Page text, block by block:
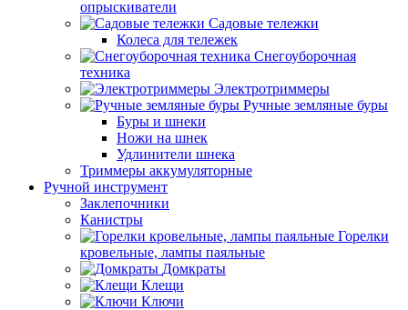
опрыскиватели
Садовые тележки
Колеса для тележек
Снегоуборочная
техника
Электротриммеры
Ручные земляные буры
Буры и шнеки
Ножи на шнек
Удлинители шнека
Триммеры аккумуляторные
Ручной инструмент
Заклепочники
Канистры
Горелки
кровельные, лампы паяльные
Домкраты
Клещи
Ключи